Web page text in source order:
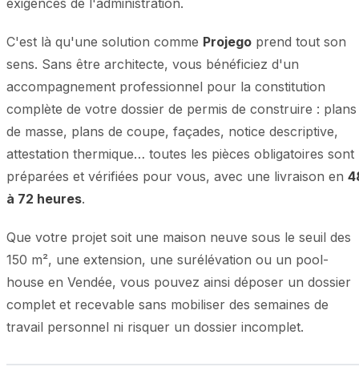
exigences de l'administration.
C'est là qu'une solution comme Projego prend tout son
sens. Sans être architecte, vous bénéficiez d'un
accompagnement professionnel pour la constitution
complète de votre dossier de permis de construire : plans
de masse, plans de coupe, façades, notice descriptive,
attestation thermique… toutes les pièces obligatoires sont
préparées et vérifiées pour vous, avec une livraison en
à 72 heures.
Que votre projet soit une maison neuve sous le seuil des
150 m², une extension, une surélévation ou un pool-
house en Vendée, vous pouvez ainsi déposer un dossier
complet et recevable sans mobiliser des semaines de
travail personnel ni risquer un dossier incomplet.